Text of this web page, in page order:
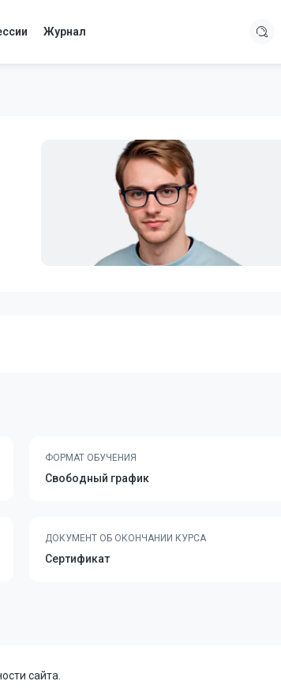
Журнал
ФОРМАТ ОБУЧЕНИЯ
Свободный график
ДОКУМЕНТ ОБ ОКОНЧАНИИ КУРСА
Сертификат
сайта.